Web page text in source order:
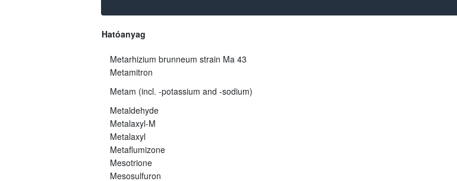
Hatóanyag
Metarhizium brunneum strain Ma 43
Metamitron
Metam (incl. -potassium and -sodium)
Metaldehyde
Metalaxyl-M
Metalaxyl
Metaflumizone
Mesotrione
Mesosulfuron